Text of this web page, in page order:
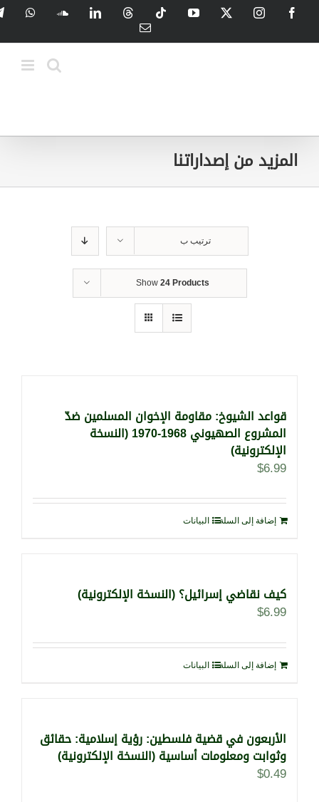
content
Facebook
Instagram
X
YouTube
Tiktok
Threads
LinkedIn
SoundCloud
Email
المزيد من إصداراتنا
ترتيب ب
Show 24 Products
قواعد الشيوخ: مقاومة الإخوان المسلمين ضدّ
المشروع الصهيوني 1968-1970 (النسخة
الإلكترونية)
$6.99
إضافة إلى السلة البيانات
كيف نقاضي إسرائيل؟ (النسخة الإلكترونية)
$6.99
إضافة إلى السلة البيانات
الأربعون في قضية فلسطين: رؤية إسلامية: حقائق
وثوابت ومعلومات أساسية (النسخة الإلكترونية)
$0.49